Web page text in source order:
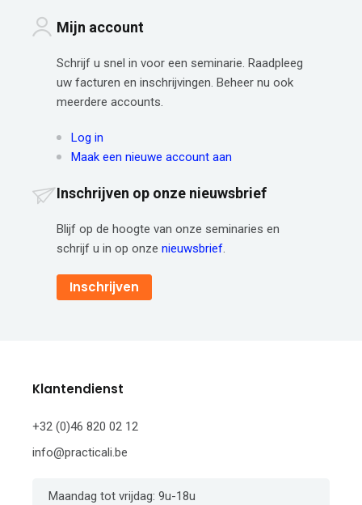
Mijn account
Schrijf u snel in voor een seminarie. Raadpleeg
uw facturen en inschrijvingen. Beheer nu ook
meerdere accounts.
Log in
Maak een nieuwe account aan
Inschrijven op onze nieuwsbrief
Blijf op de hoogte van onze seminaries en
schrijf u in op onze nieuwsbrief.
Inschrijven
Klantendienst
+32 (0)46 820 02 12
info@practicali.be
Maandag tot vrijdag: 9u-18u